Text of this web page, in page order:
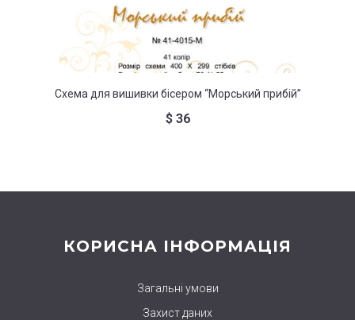
Схема для вишивки бісером “Морський прибій”
$36
КОРИСНА ІНФОРМАЦІЯ
Загальні умови
Захист даних